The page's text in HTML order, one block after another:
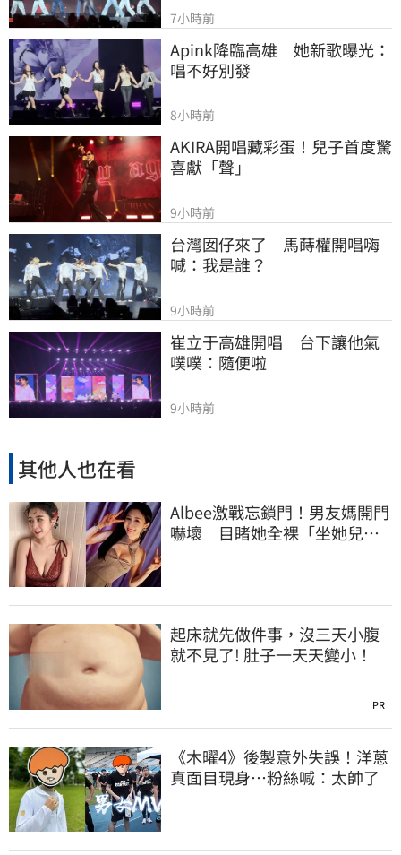
7小時前
Apink降臨高雄　她新歌曝光：
唱不好別發
8小時前
AKIRA開唱藏彩蛋！兒子首度驚
喜獻「聲」
9小時前
台灣囡仔來了　馬蒔權開唱嗨
喊：我是誰？
9小時前
崔立于高雄開唱　台下讓他氣
噗噗：隨便啦
9小時前
其他人也在看
Albee激戰忘鎖門！男友媽開門
嚇壞 目睹她全裸「坐她兒子
起床就先做件事，沒三天小腹
就不見了! 肚子一天天變小！
PR
《木曜4》後製意外失誤！洋蔥
真面目現身…粉絲喊：太帥了